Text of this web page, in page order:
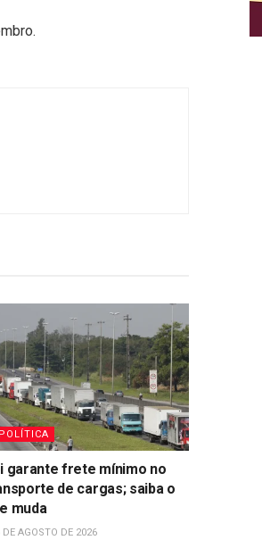
POLÍTICA
garante frete mínimo no
de cargas; saiba o
muda
AGOSTO DE 2026